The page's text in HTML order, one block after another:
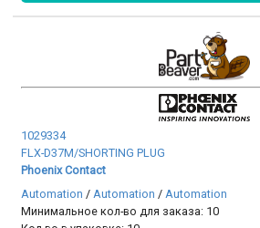
1029334
FLX-D37M/SHORTING PLUG
Phoenix Contact
Automation / Automation / Automation
Минимальное кол-во для заказа: 10